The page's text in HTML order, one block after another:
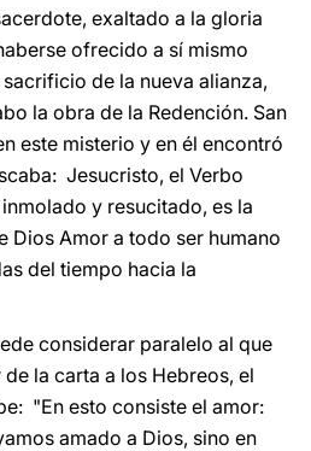
exaltado a la gloria
ofrecido a sí mismo
de la nueva alianza,
la obra de la Redención. San
este misterio y en él encontró
Jesucristo, el Verbo
y resucitado, es la
Dios Amor a todo ser humano
del tiempo hacia la
considerar paralelo al que
la carta a los Hebreos, el
"En esto consiste el amor:
amado a Dios, sino en